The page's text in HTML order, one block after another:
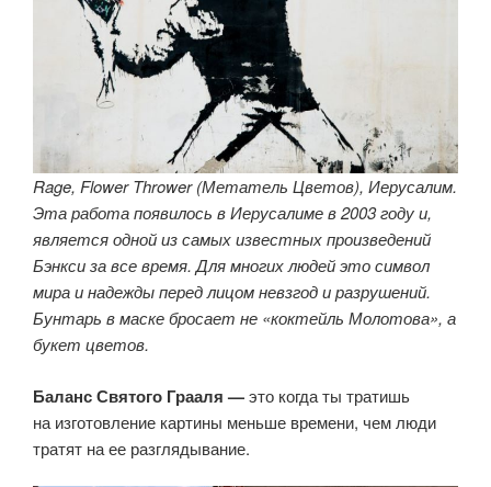
Rage, Flower Thrower (Метатель Цветов), Иерусалим.
Эта работа появилось в Иерусалиме в 2003 году и,
является одной из самых известных произведений
Бэнкси за все время. Для многих людей это символ
мира и надежды перед лицом невзгод и разрушений.
Бунтарь в маске бросает не «коктейль Молотова», а
букет цветов.
Баланс Святого Грааля —это когда ты тратишь
на изготовление картины меньше времени, чем люди
тратят на ее разглядывание.